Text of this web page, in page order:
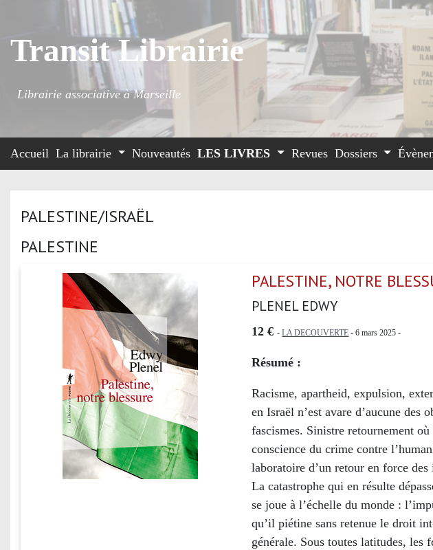
Transit Librairie
Librairie associative à Marseille
Accueil La librairie Nouveautés LES LIVRES Revues Dossiers
PALESTINE/ISRAËL
PALESTINE
PALESTINE, NOTRE
PLENEL EDWY
12 € -LA DECOUVERTE - 6 mars 2025 -
Résumé :
Racisme, apartheid, expulsion,
en Israël n’est avare d’aucune des
fascismes. Sinistre retournement
conscience du crime contre
laboratoire d’un retour en force
La catastrophe qui en résulte
se joue à l’échelle du monde :
qu’il piétine sans retenue le droit
générale. Sous toutes latitudes, les